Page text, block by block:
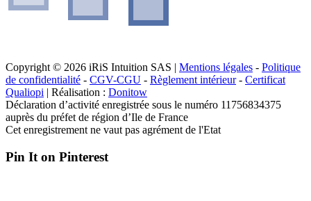
Copyright © 2026 iRiS Intuition SAS | Mentions légales - Politique
de confidentialité - CGV-CGU - Règlement intérieur- Certificat
Qualiopi | Réalisation : Donitow
Déclaration d’activité enregistrée sous le numéro 11756834375
auprès du préfet de région d’Ile de France
Cet enregistrement ne vaut pas agrément de l'Etat
Pin It on Pinterest